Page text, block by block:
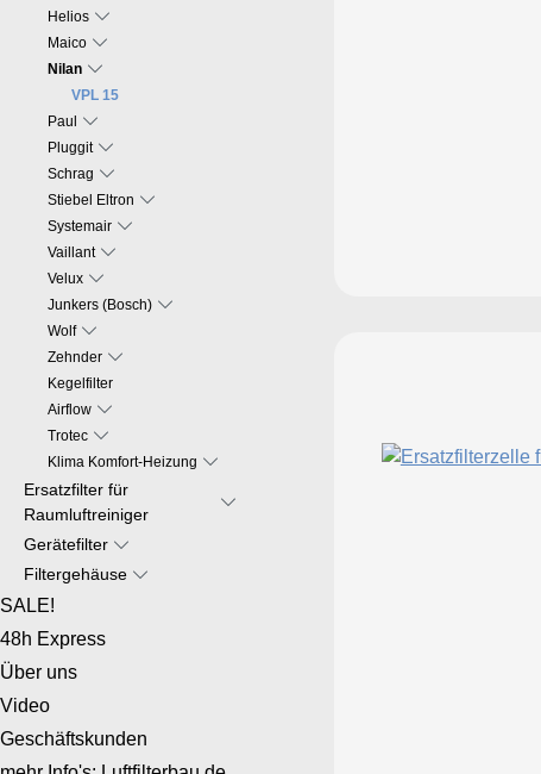
Helios
Maico
Nilan
VPL 15
Paul
Pluggit
Schrag
Stiebel Eltron
Systemair
Vaillant
Velux
Junkers (Bosch)
Wolf
Zehnder
Kegelfilter
Airflow
Trotec
Klima Komfort-Heizung
Ersatzfilter für
Raumluftreiniger
Gerätefilter
Filtergehäuse
SALE!
48h Express
Über uns
Video
Geschäftskunden